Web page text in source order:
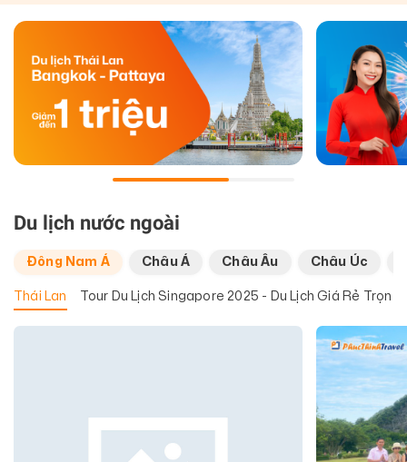
Du lịch nước ngoài
Đông Nam Á Châu Á Châu Âu Châu Úc
Thái Lan
Tour Du Lịch Singapore 2025 - Du Lịch Giá Rẻ Trọn